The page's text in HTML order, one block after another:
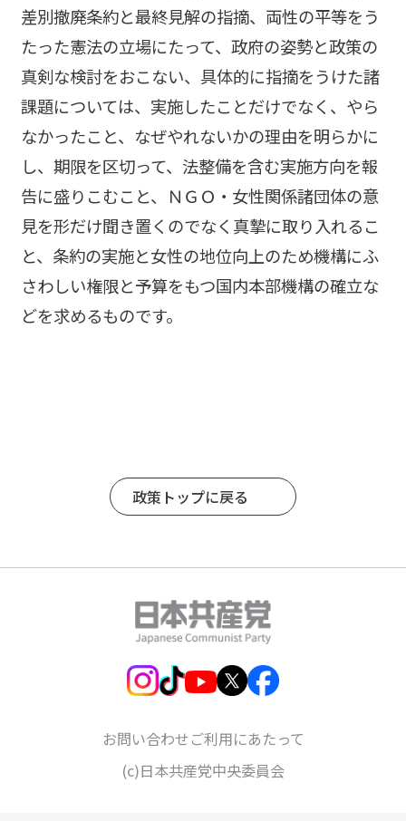
差別撤廃条約と最終見解の指摘、両性の平等をう
たった憲法の立場にたって、政府の姿勢と政策の
真剣な検討をおこない、具体的に指摘をうけた諸
課題については、実施したことだけでなく、やら
なかったこと、なぜやれないかの理由を明らかに
し、期限を区切って、法整備を含む実施方向を報
告に盛りこむこと、ＮＧＯ・女性関係諸団体の意
見を形だけ聞き置くのでなく真摯に取り入れるこ
と、条約の実施と女性の地位向上のため機構にふ
さわしい権限と予算をもつ国内本部機構の確立な
どを求めるものです。
政策トップに戻る
お問い合わせご利用にあたって
(c)日本共産党中央委員会